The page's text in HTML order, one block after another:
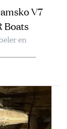
V7
Boats
en